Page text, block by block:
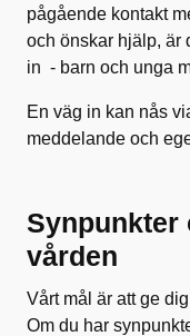
pågående kontakt
och önskar hjälp, är
in - barn och unga
En väg in kan nås
meddelande och
Synpunkter
vården
Vårt mål är att ge
Om du har